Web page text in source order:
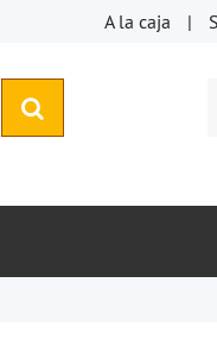
A la caja